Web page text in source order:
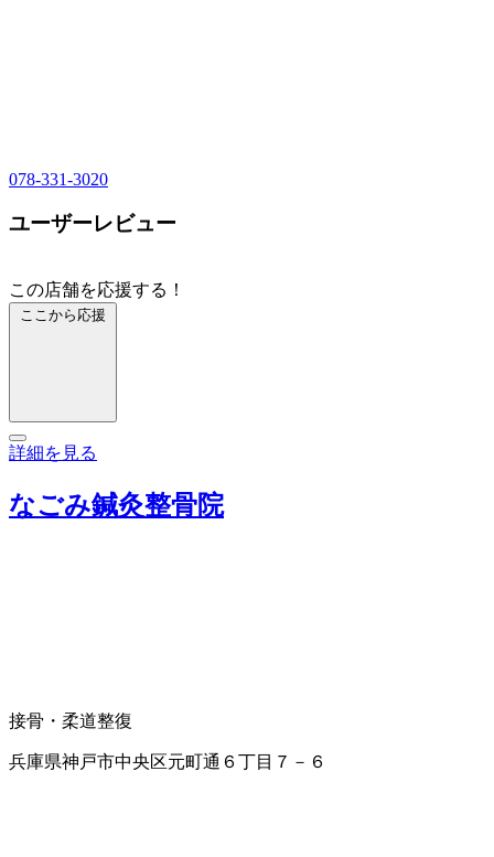
078-331-3020
ユーザーレビュー
この店舗を応援する！
ここから応援
詳細を見る
なごみ鍼灸整骨院
接骨・柔道整復
兵庫県神戸市中央区元町通６丁目７－６